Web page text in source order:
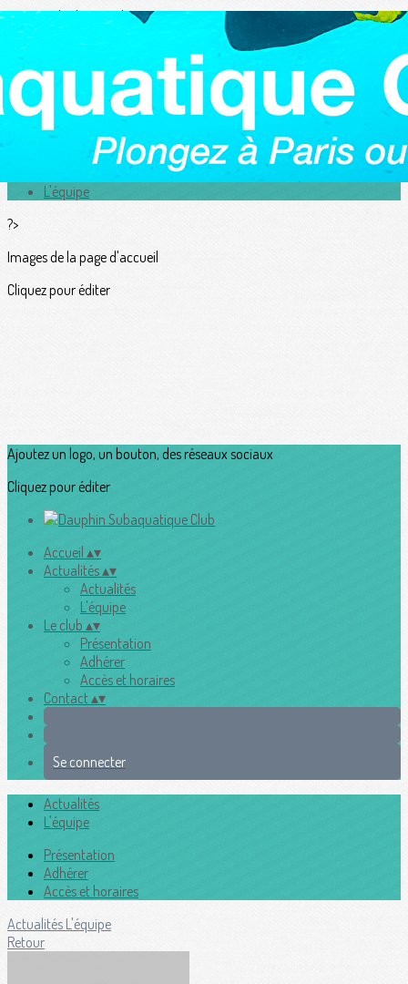
Exporter les lignes sélectionnées
Exporter toutes les colonnes
Exporter uniquement les colonnes affichées
Menu
L'équipe
?>
Images de la page d'accueil
Cliquez pour éditer
Ajoutez un logo, un bouton, des réseaux sociaux
Cliquez pour éditer
Accueil ▴▾
Actualités▴▾
Actualités
L'équipe
Le club ▴▾
Présentation
Adhérer
Accès et horaires
Contact▴▾
Se connecter
Actualités
L'équipe
Présentation
Adhérer
Accès et horaires
Actualités L'équipe
Retour